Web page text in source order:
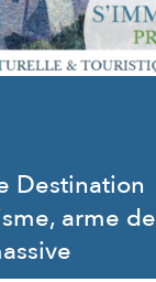
Destination
arme de